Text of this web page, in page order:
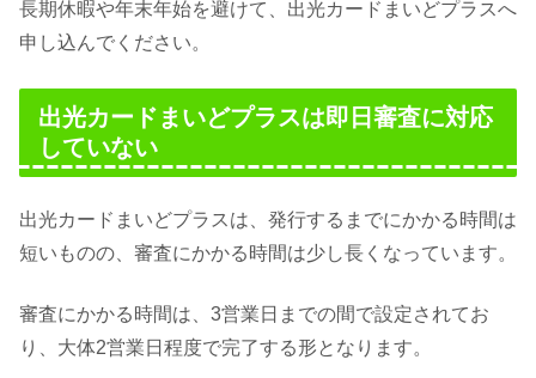
長期休暇や年末年始を避けて、出光カードまいどプラスへ
申し込んでください。
出光カードまいどプラスは即日審査に対応
していない
出光カードまいどプラスは、発行するまでにかかる時間は
短いものの、審査にかかる時間は少し長くなっています。
審査にかかる時間は、3営業日までの間で設定されてお
り、大体2営業日程度で完了する形となります。